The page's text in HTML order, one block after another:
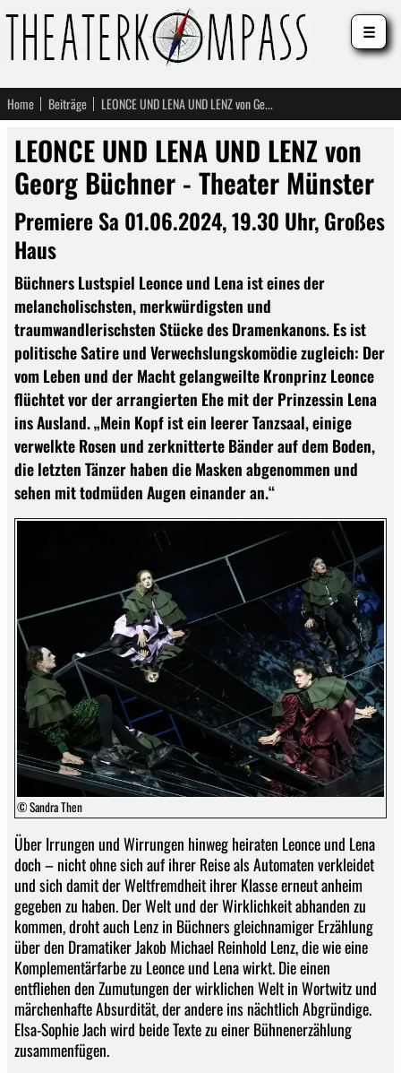
Home Beiträge LEONCE UND LENA UND LENZ von Georg Büchner - Theater Münster
LEONCE UND LENA UND LENZ von
Georg Büchner - Theater Münster
Premiere Sa 01.06.2024, 19.30 Uhr, Großes
Haus
Büchners Lustspiel Leonce und Lena ist eines der
melancholischsten, merkwürdigsten und
traumwandlerischsten Stücke des Dramenkanons. Es ist
politische Satire und Verwechslungskomödie zugleich: Der
vom Leben und der Macht gelangweilte Kronprinz Leonce
flüchtet vor der arrangierten Ehe mit der Prinzessin Lena
ins Ausland. „Mein Kopf ist ein leerer Tanzsaal, einige
verwelkte Rosen und zerknitterte Bänder auf dem Boden,
die letzten Tänzer haben die Masken abgenommen und
sehen mit todmüden Augen einander an.“
© Sandra Then
Über Irrungen und Wirrungen hinweg heiraten Leonce und Lena
doch – nicht ohne sich auf ihrer Reise als Automaten verkleidet
und sich damit der Weltfremdheit ihrer Klasse erneut anheim
gegeben zu haben. Der Welt und der Wirklichkeit abhanden zu
kommen, droht auch Lenz in Büchners gleichnamiger Erzählung
über den Dramatiker Jakob Michael Reinhold Lenz, die wie eine
Komplementärfarbe zu Leonce und Lena wirkt. Die einen
entfliehen den Zumutungen der wirklichen Welt in Wortwitz und
märchenhafte Absurdität, der andere ins nächtlich Abgründige.
Elsa-Sophie Jach wird beide Texte zu einer Bühnenerzählung
zusammenfügen.
☰